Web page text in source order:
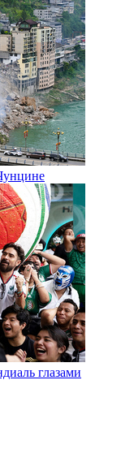
глазами